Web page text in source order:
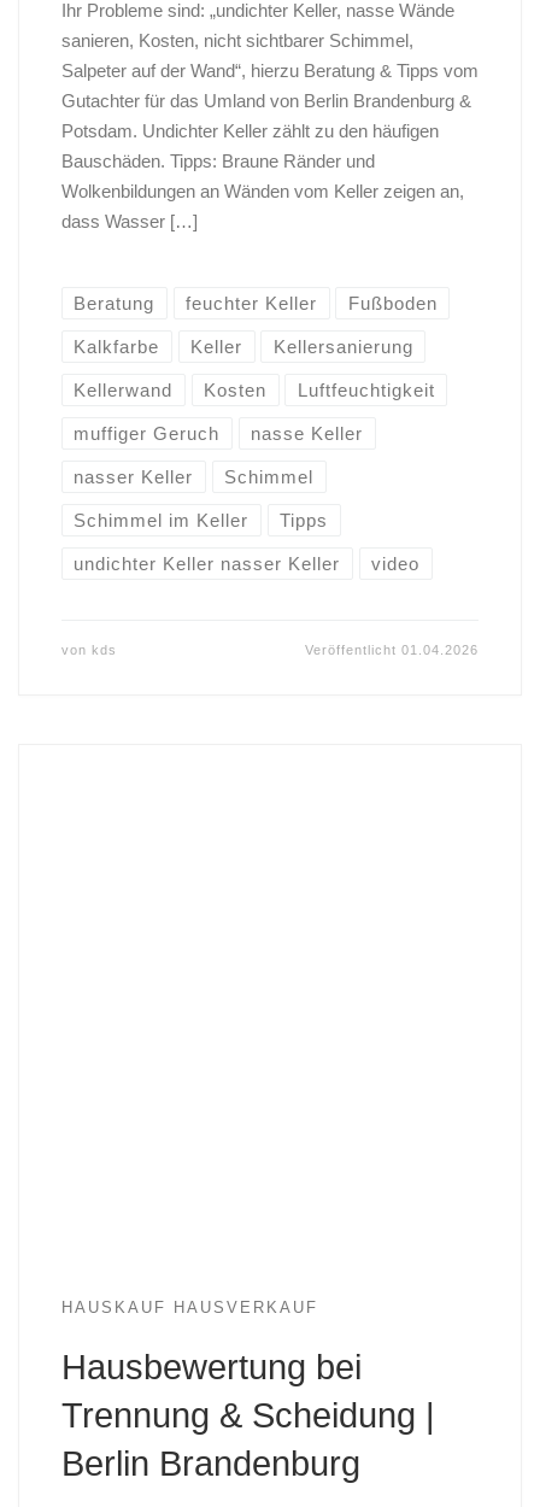
Ihr Probleme sind: „undichter Keller, nasse Wände
sanieren, Kosten, nicht sichtbarer Schimmel,
Salpeter auf der Wand“, hierzu Beratung & Tipps vom
Gutachter für das Umland von Berlin Brandenburg &
Potsdam. Undichter Keller zählt zu den häufigen
Bauschäden. Tipps: Braune Ränder und
Wolkenbildungen an Wänden vom Keller zeigen an,
dass Wasser […]
Beratung feuchter Keller Fußboden
Kalkfarbe Keller Kellersanierung
Kellerwand Kosten Luftfeuchtigkeit
muffiger Geruch nasse Keller
nasser Keller Schimmel
Schimmel im Keller Tipps
undichter Keller nasser Keller video
von kds Veröffentlicht01.04.2026
HAUSKAUF HAUSVERKAUF
Hausbewertung bei
Trennung & Scheidung |
Berlin Brandenburg